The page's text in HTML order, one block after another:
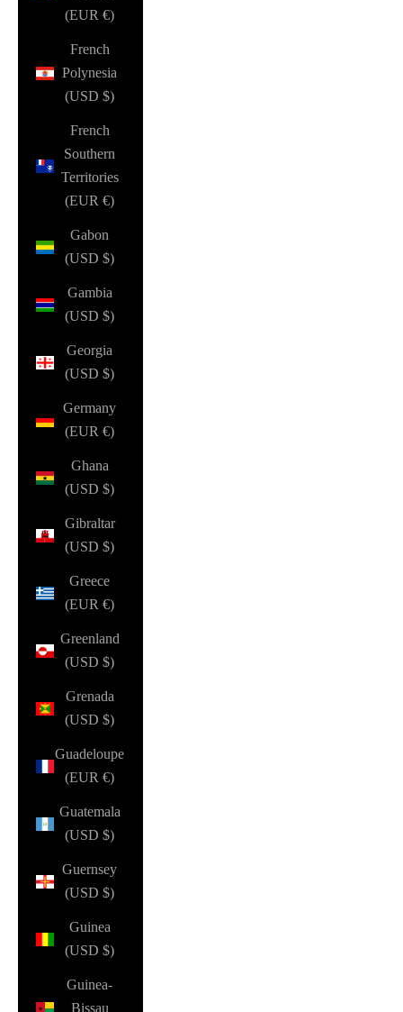
(EUR €)
French
Polynesia
(USD $)
French
Southern
Territories
(EUR €)
Gabon
(USD $)
Gambia
(USD $)
Georgia
(USD $)
Germany
(EUR €)
Ghana
(USD $)
Gibraltar
(USD $)
Greece
(EUR €)
Greenland
(USD $)
Grenada
(USD $)
Guadeloupe
(EUR €)
Guatemala
(USD $)
Guernsey
(USD $)
Guinea
(USD $)
Guinea-
Bissau